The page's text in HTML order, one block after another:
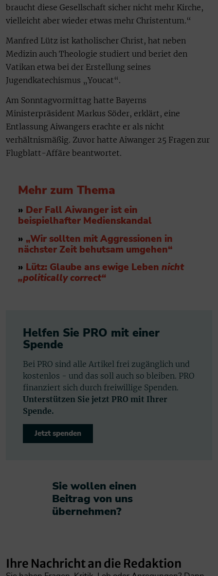
braucht diese Gesellschaft sicher nicht mehr Kirche,
vielleicht aber wieder etwas mehr Christentum.“
Manfred Lütz ist katholischer Christ, hat neben
Medizin auch Theologie studiert und beriet den
Vatikan etwa bei der Erstellung seines
Jugendkatechismus „Youcat“.
Am Sonntagvormittag hatte Bayerns
Ministerpräsident Markus Söder, erklärt, eine
Entlassung Aiwangers erachte er als nicht
verhältnismäßig. Zuvor hatte Aiwanger 25 Fragen zur
Flugblatt-Affäre beantwortet.
Mehr zum Thema
» Der Fall Aiwanger ist ein
beispielhafter Medienskandal
» „Wir sollten mit Aggressionen in
nächster Zeit behutsam umgehen“
» Lütz: Glaube ans ewige Leben nicht
„politically correct“
Helfen Sie PRO mit einer
Spende
Bei PRO sind alle Artikel frei zugänglich und
kostenlos - und das soll auch so bleiben. PRO
finanziert sich durch freiwillige Spenden.
Unterstützen Sie jetzt PRO mit Ihrer
Spende.
Jetzt spenden
Sie wollen einen
Beitrag von uns
übernehmen?​
Ihre Nachricht an die Redaktion